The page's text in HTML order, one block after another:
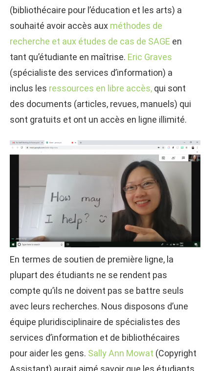
(bibliothécaire pour l’éducation et les arts) a
souhaité avoir accès aux méthodes de
recherche et aux études de cas de SAGE en
tant qu’étudiante en maîtrise. Eric Graves
(spécialiste des services d’information) a
inclus les ressources en libre accès, qui sont
des documents (articles, revues, manuels) qui
sont gratuits et ont un accès en ligne illimité.
En termes de soutien de première ligne, la
plupart des étudiants ne se rendent pas
compte qu’ils ne doivent pas se battre seuls
avec leurs recherches. Nous disposons d’une
équipe pluridisciplinaire de spécialistes des
services d’information et de bibliothécaires
pour aider les gens. Sally Ann Mowat (Copyright
Assistant) aurait aimé savoir que les étudiants